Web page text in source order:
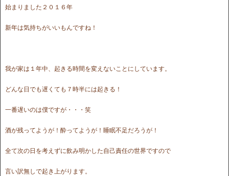
始まりました２０１６年
新年は気持ちがいいもんですね！
我が家は１年中、起きる時間を変えないことにしています。
どんな日でも遅くても７時半には起きる！
一番遅いのは僕ですが・・・笑
酒が残ってようが！酔ってようが！睡眠不足だろうが！
全て次の日を考えずに飲み明かした自己責任の世界ですので
言い訳無しで起き上がります。